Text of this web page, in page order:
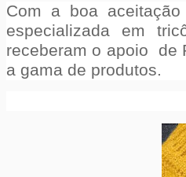
Com a boa
especializada em
receberam o apoio
de
a gama de produtos.